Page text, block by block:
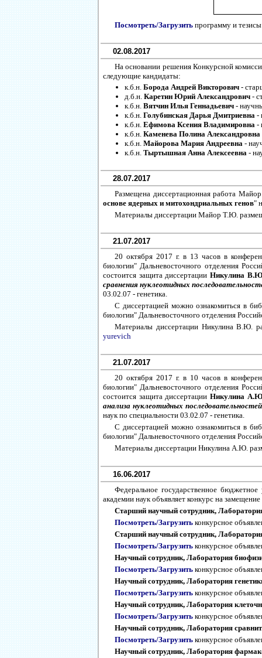
Посмотреть/Загрузить программу и
02.08.2017
На основании решения Конкурсной
следующие кандидаты:
к.б.н. Борода Андрей Викторович -
д.б.н. Каретин Юрий Александрович -
к.б.н. Вятчин Илья Геннадьевич -
к.б.н. Голубинская Дарья Дмитриевна -
к.б.н. Ефимова Ксения Владимировна -
к.б.н. Каменева Полина Александровна
к.б.н. Майорова Мария Андреевна -
к.б.н. Тыртышная Анна Алексеевна -
28.07.2017
Размещена диссертационная работа
основе ядерных и митохондриальных генов"
Материалы диссертации Майор Т.Ю.
21.07.2017
20 октября 2017 г. в 13 часов в
биологии" Дальневосточного отделения
состоится защита диссертацииНикулина
сравнения нуклеотидных
03.02.07 - генетика.
С диссертацией можно ознакомиться в
биологии" Дальневосточного отделения
Материалы диссертации Никулина В.Ю.
yurevich
21.07.2017
20 октября 2017 г. в 10 часов в
биологии" Дальневосточного отделения
состоится защита диссертацииНикулина
анализа нуклеотидных
наук по специальности 03.02.07 - генетика.
С диссертацией можно ознакомиться в
биологии" Дальневосточного отделения
Материалы диссертации Никулина А.Ю.
16.06.2017
Федеральное государственное
академии наук объявляет конкурс на
Старший научный сотрудник,
Посмотреть/Загрузить конкурсное
Старший научный сотрудник,
Посмотреть/Загрузить конкурсное
Научный сотрудник, Лаборатория
Посмотреть/Загрузить конкурсное
Научный сотрудник, Лаборатория
Посмотреть/Загрузить конкурсное
Научный сотрудник, Лаборатория
Посмотреть/Загрузить конкурсное
Научный сотрудник, Лаборатория
Посмотреть/Загрузить конкурсное
Научный сотрудник, Лаборатория